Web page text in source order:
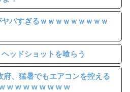
バすぎるｗｗｗｗｗｗｗｗｗ
ヘッドショットを喰らう
府、猛暑でもエアコンを控える
w w w w w w w w